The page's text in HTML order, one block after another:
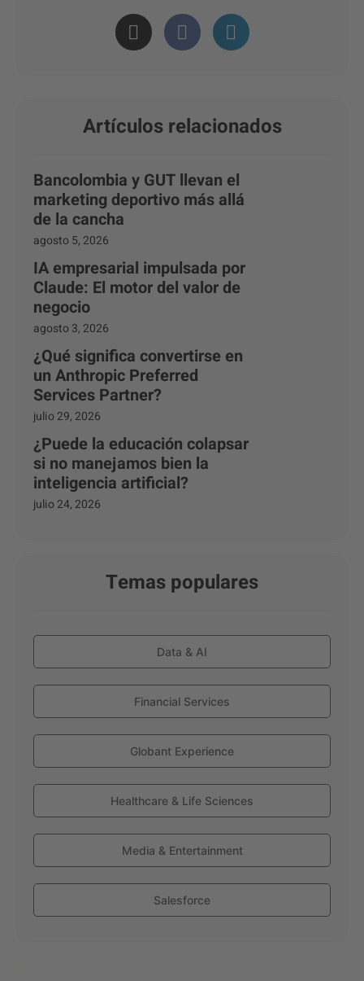
Artículos relacionados
Bancolombia y GUT llevan el
marketing deportivo más allá
de la cancha
agosto 5, 2026
IA empresarial impulsada por
Claude: El motor del valor de
negocio
agosto 3, 2026
¿Qué significa convertirse en
un Anthropic Preferred
Services Partner?
julio 29, 2026
¿Puede la educación colapsar
si no manejamos bien la
inteligencia artificial?
julio 24, 2026
Temas populares
Data & AI
Financial Services
Globant Experience
Healthcare & Life Sciences
Media & Entertainment
Salesforce